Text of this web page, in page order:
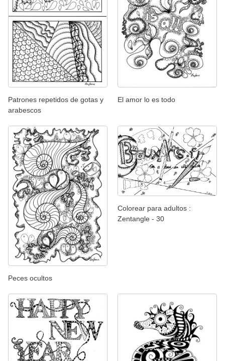
Patrones repetidos de gotas y
arabescos
El amor lo es todo
Peces ocultos
Colorear para adultos :
Zentangle - 30